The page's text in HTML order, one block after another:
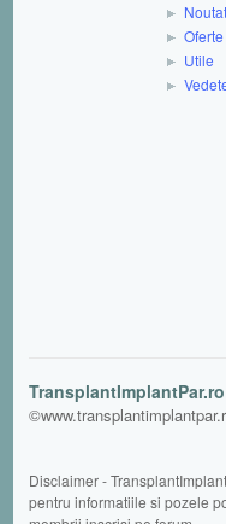
Oferte
Utile
TransplantImplantPar.ro
Disclaimer -
pentru informatiile si pozele